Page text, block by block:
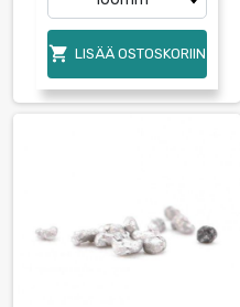
 LISÄÄ OSTOSKORIIN